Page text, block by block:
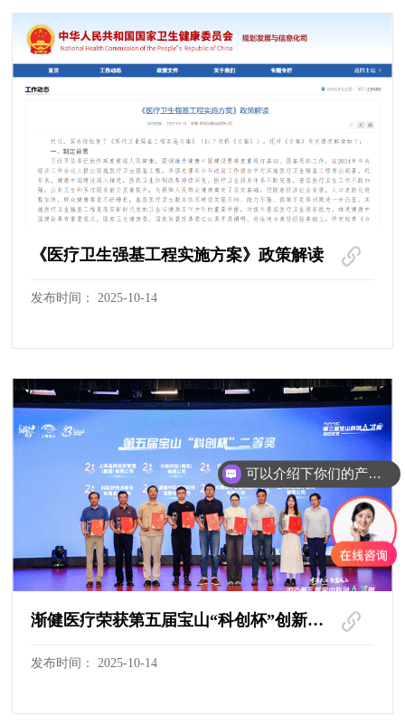
《医疗卫生强基工程实施方案》政策解读
发布时间： 2025-10-14
渐健医疗荣获第五届宝山“科创杯”创新创业大赛二等奖
发布时间： 2025-10-14
可以介绍下你们的产品么？